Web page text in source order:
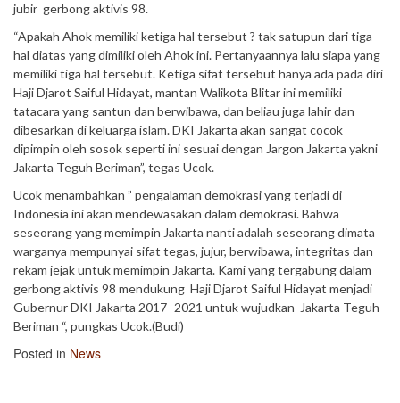
jubir gerbong aktivis 98.
“Apakah Ahok memiliki ketiga hal tersebut ? tak satupun dari tiga
hal diatas yang dimiliki oleh Ahok ini. Pertanyaannya lalu siapa yang
memiliki tiga hal tersebut. Ketiga sifat tersebut hanya ada pada diri
Haji Djarot Saiful Hidayat, mantan Walikota Blitar ini memiliki
tatacara yang santun dan berwibawa, dan beliau juga lahir dan
dibesarkan di keluarga islam. DKI Jakarta akan sangat cocok
dipimpin oleh sosok seperti ini sesuai dengan Jargon Jakarta yakni
Jakarta Teguh Beriman”, tegas Ucok.
Ucok menambahkan ” pengalaman demokrasi yang terjadi di
Indonesia ini akan mendewasakan dalam demokrasi. Bahwa
seseorang yang memimpin Jakarta nanti adalah seseorang dimata
warganya mempunyai sifat tegas, jujur, berwibawa, integritas dan
rekam jejak untuk memimpin Jakarta. Kami yang tergabung dalam
gerbong aktivis 98 mendukung Haji Djarot Saiful Hidayat menjadi
Gubernur DKI Jakarta 2017 -2021 untuk wujudkan Jakarta Teguh
Beriman “, pungkas Ucok.(Budi)
Posted in News